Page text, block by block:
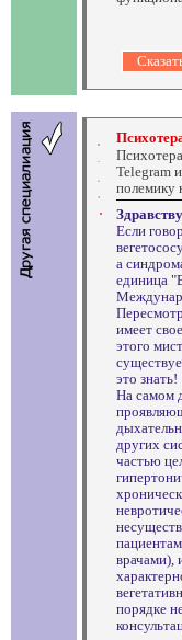
Telegram
полемику
Если
а
единица
имеет
этого
это знать!
На самом
других
частью
врачами),
порядке